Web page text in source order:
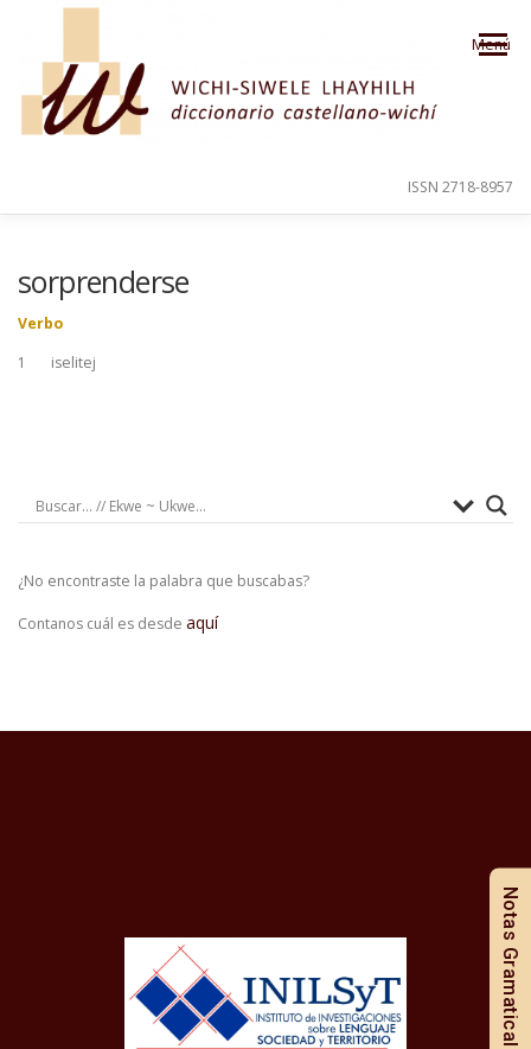
Saltar al contenido
Menú
ISSN 2718-8957
sorprenderse
Verbo
1 iselitej
¿No encontraste la palabra que buscabas?
Contanos cuál es desde aquí
Notas Gramaticales